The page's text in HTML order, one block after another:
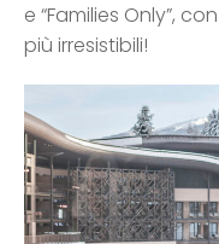
e “Families Only”,
più irresistibili!